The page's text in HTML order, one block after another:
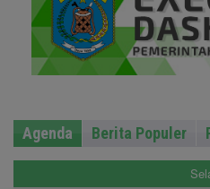
Agenda Berita Populer